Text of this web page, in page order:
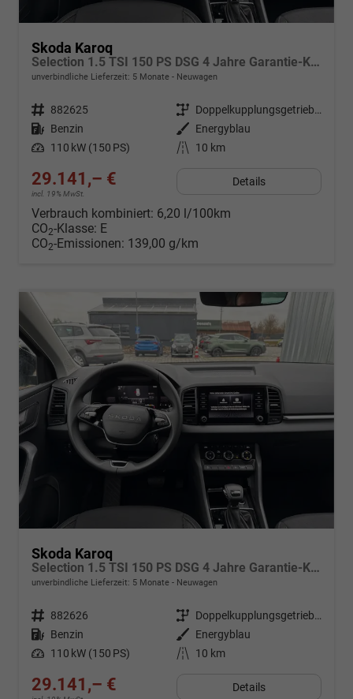
Skoda Karoq
Selection 1.5 TSI 150 PS DSG 4 Jahre Garantie-Keyless Start-AppleCarPlay-AndroidAuto-Sunset-Tempomat-2-Zonen-Klima-16''Alu
unverbindliche Lieferzeit: 5 Monate Neuwagen
Fahrzeugnr. 882625 Getriebe
Doppelkupplungsgetriebe (DSG)
Kraftstoff Benzin Außenfarbe
Energyblau
Leistung 110 kW (150 PS) Kilometerstand 10 km
29.141,– €
incl. 19% MwSt.
Details
Verbrauch kombiniert: 6,20 l/100km
CO2-Klasse: E
CO2-Emissionen: 139,00 g/km
Skoda Karoq
Selection 1.5 TSI 150 PS DSG 4 Jahre Garantie-Keyless Start-AppleCarPlay-AndroidAuto-Sunset-Tempomat-2-Zonen-Klima-16''Alu
unverbindliche Lieferzeit: 5 Monate Neuwagen
Fahrzeugnr. 882626 Getriebe
Doppelkupplungsgetriebe (DSG)
Kraftstoff Benzin Außenfarbe
Energyblau
Leistung 110 kW (150 PS) Kilometerstand 10 km
29.141,– € Details